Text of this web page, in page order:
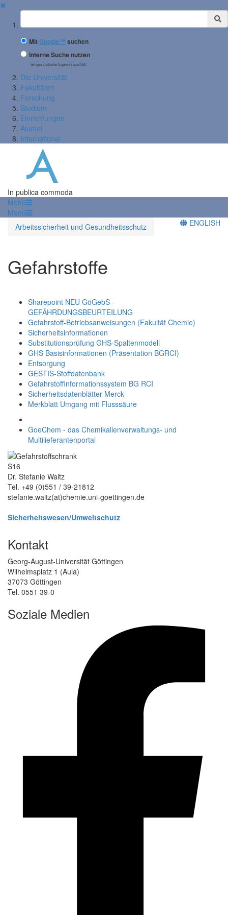
✖
Suchbegriff
MitGoogle™ suchen
Interne Suche nutzen
(eingeschränkte Ergebnisqualität)
Die Universität
Fakultäten
Forschung
Studium
Einrichtungen
Alumni
International
In publica commoda
Menü
Menü
Arbeitssicherheit und Gesundheitsschutz
ENGLISH
Gefahrstoffe
Sharepoint NEU GöGebS -
GEFÄHRDUNGSBEURTEILUNG
Gefahrstoff-Betriebsanweisungen (Fakultät Chemie)
Sicherheitsinformationen
Substitutionsprüfung GHS-Spaltenmodell
GHS Basisinformationen (Präsentation BGRCI)
Entsorgung
GESTIS-Stoffdatenbank
Gefahrstoffinformationssystem BG RCI
Sicherheitsdatenblätter Merck
Merkblatt Umgang mit Flusssäure
GoeChem - das Chemikalienverwaltungs- und
Multilieferantenportal
S16
Dr. Stefanie Waitz
Tel. +49 (0)551 / 39-21812
stefanie.waitz(at)chemie.uni-goettingen.de
Sicherheitswesen/Umweltschutz
Kontakt
Georg-August-Universität Göttingen
Wilhelmsplatz 1 (Aula)
37073 Göttingen
Tel. 0551 39-0
Soziale Medien